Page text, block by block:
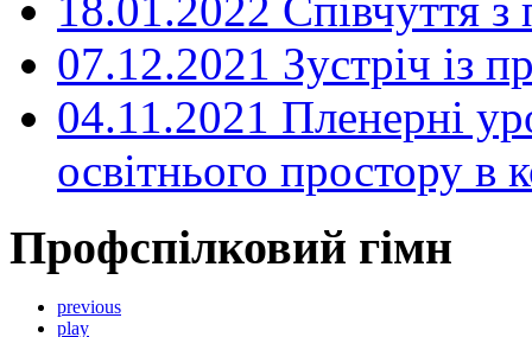
07.12.2021 Зустріч із
04.11.2021 Пленерні
освітнього простору
Профспілковий гімн
previous
play